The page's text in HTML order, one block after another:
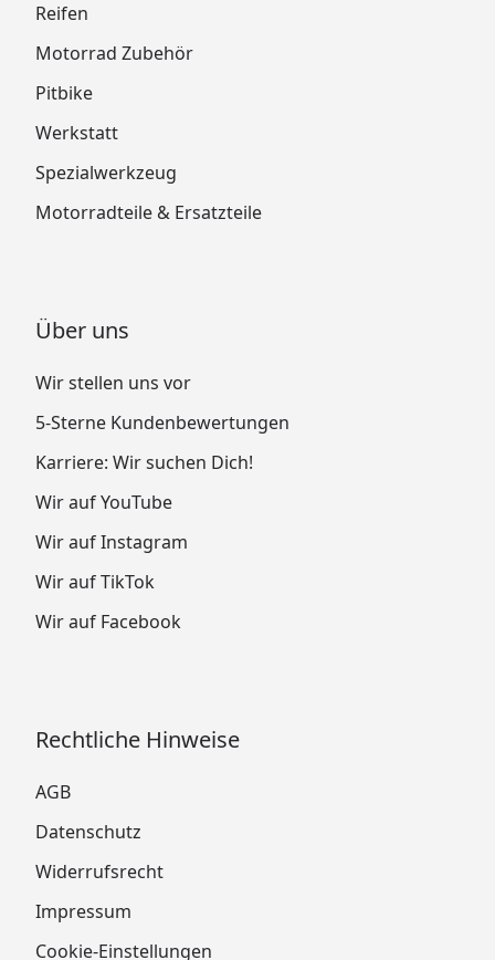
Reifen
Motorrad Zubehör
Pitbike
Werkstatt
Spezialwerkzeug
Motorradteile & Ersatzteile
Über uns
Wir stellen uns vor
5-Sterne Kundenbewertungen
Karriere: Wir suchen Dich!
Wir auf YouTube
Wir auf Instagram
Wir auf TikTok
Wir auf Facebook
Rechtliche Hinweise
AGB
Datenschutz
Widerrufsrecht
Impressum
Cookie-Einstellungen